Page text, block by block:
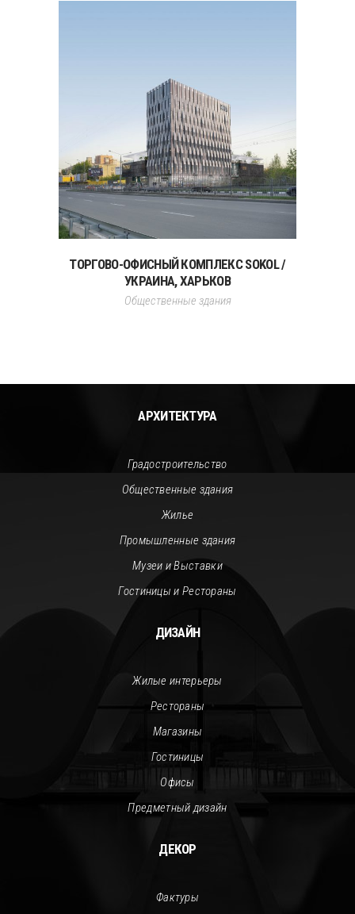
ТОРГОВО-ОФИСНЫЙ КОМПЛЕКС SOKOL /
УКРАИНА, ХАРЬКОВ
Общественные здания
АРХИТЕКТУРА
Градостроительство
Общественные здания
Жилье
Промышленные здания
Музеи и Выставки
Гостиницы и Рестораны
ДИЗАЙН
Жилые интерьеры
Рестораны
Магазины
Гостиницы
Офисы
Предметный дизайн
ДЕКОР
Фактуры